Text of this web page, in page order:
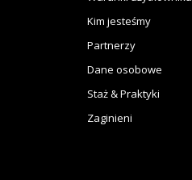
Kim jesteśmy
Partnerzy
Dane osobowe
Staż & Praktyki
Zaginieni